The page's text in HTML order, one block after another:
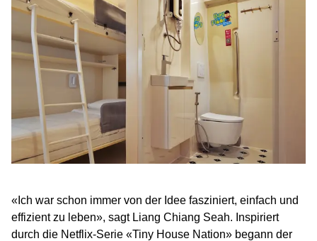
«Ich war schon immer von der Idee fasziniert, einfach und
effizient zu leben», sagt Liang Chiang Seah. Inspiriert
durch die Netflix-Serie «Tiny House Nation» begann der